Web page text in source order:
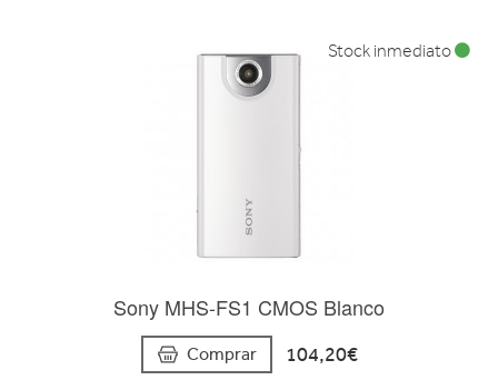
Sony MHS-FS1 CMOS Blanco
Comprar 104,20€
Stock inmediato